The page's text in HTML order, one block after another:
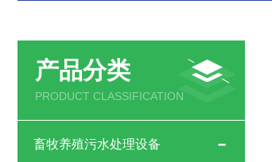
产品分类
PRODUCT CLASSIFICATION
畜牧养殖污水处理设备